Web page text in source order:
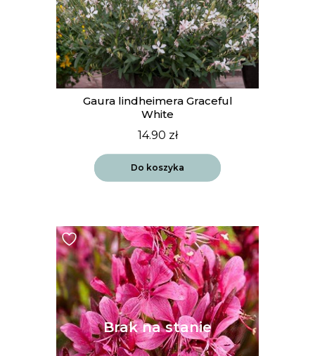
Gaura lindheimera Graceful
White
14.90 zł
Do koszyka